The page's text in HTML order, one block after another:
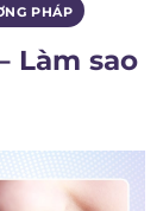
PHÁP
Làm sao